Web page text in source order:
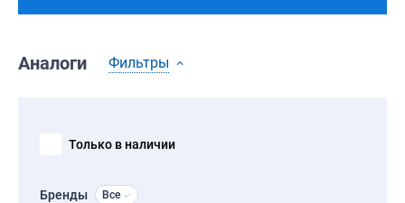
Аналоги Фильтры
Только в наличии
Бренды Все